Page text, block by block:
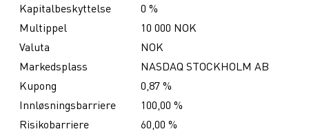
Kapitalbeskyttelse
0 %
Multippel
10 000 NOK
Valuta
NOK
Markedsplass
NASDAQ STOCKHOLM AB
Kupong
0,87 %
Innløsningsbarriere
100,00 %
Risikobarriere
60,00 %